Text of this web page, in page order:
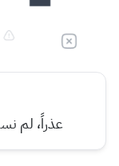
عذراً، لم